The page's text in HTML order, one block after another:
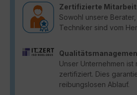
Zertifizierte
Sowohl unsere
Techniker sind vom
Unser Unternehmen ist
zertifiziert. Dies
reibungslosen Ablauf.